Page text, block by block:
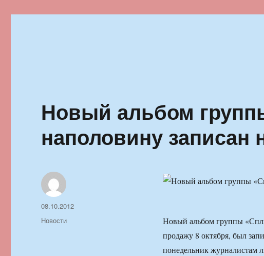
Новый альбом
наполовину записан
Новый альбом группы
продажу 8 октября, был
понедельник журналистам
Автор
Опубликовано
08.10.2012
Рубрики
Новости